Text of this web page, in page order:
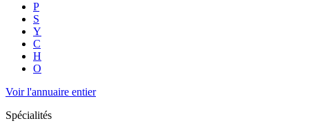
P
S
Y
C
H
O
Voir l'annuaire entier
Spécialités